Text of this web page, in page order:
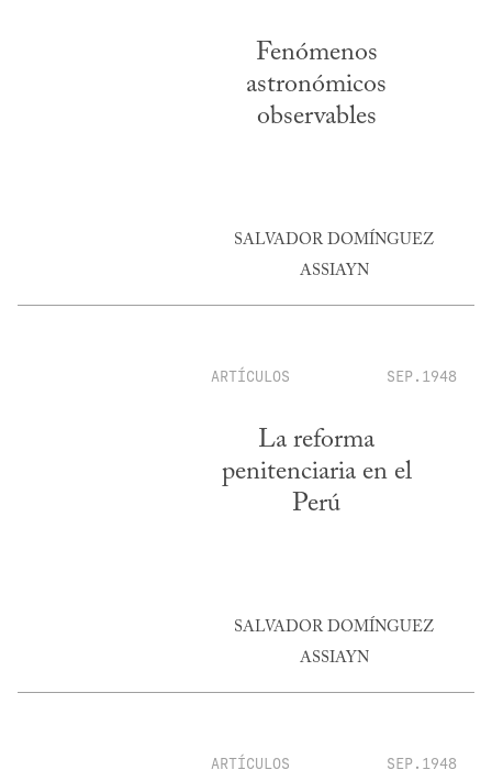
Fenómenos
astronómicos
observables
SALVADOR DOMÍNGUEZ
ASSIAYN
ARTÍCULOS SEP.1948
La reforma
penitenciaria en el
Perú
SALVADOR DOMÍNGUEZ
ASSIAYN
ARTÍCULOS SEP.1948